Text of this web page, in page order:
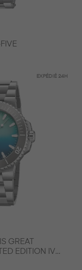
EXPÉDIÉ24H
EDITION IV